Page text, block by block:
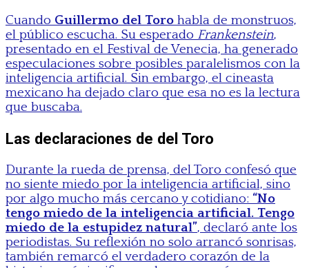
Cuando Guillermo del Toro habla de monstruos,
el público escucha. Su esperado Frankenstein,
presentado en el Festival de Venecia, ha generado
especulaciones sobre posibles paralelismos con la
inteligencia artificial. Sin embargo, el cineasta
mexicano ha dejado claro que esa no es la lectura
que buscaba.
Las declaraciones de del Toro
Durante la rueda de prensa, del Toro confesó que
no siente miedo por la inteligencia artificial, sino
por algo mucho más cercano y cotidiano: “No
tengo miedo de la inteligencia artificial. Tengo
miedo de la estupidez natural”, declaró ante los
periodistas. Su reflexión no solo arrancó sonrisas,
también remarcó el verdadero corazón de la